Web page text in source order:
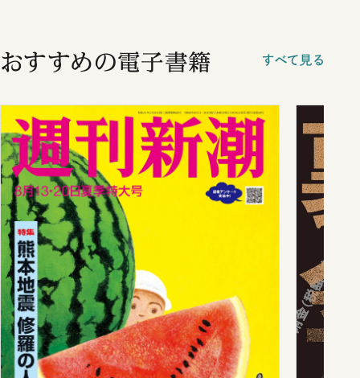
おすすめの電子書籍 すべて見る